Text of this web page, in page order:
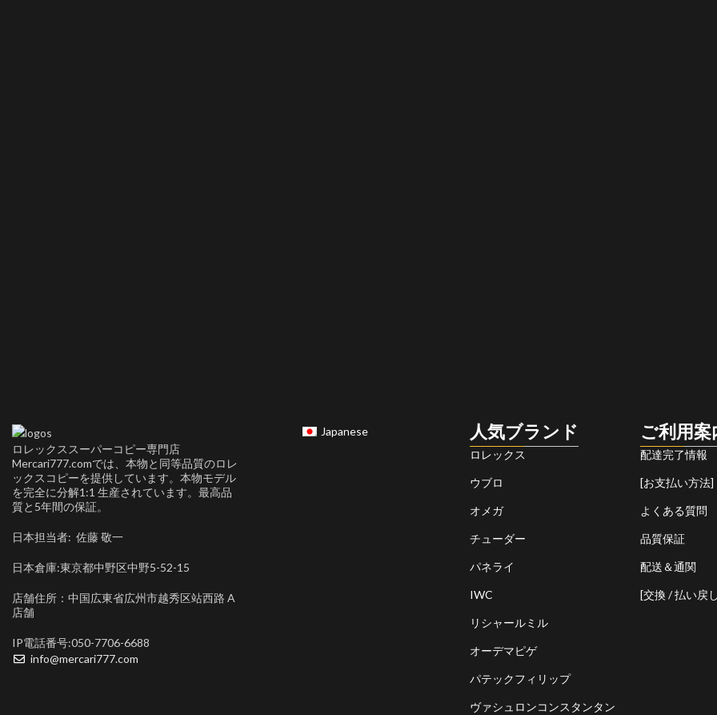
ロレックススーパーコピー専門店
Mercari777.comでは、本物と同等品質のロレ
ックスコピーを提供しています。本物モデル
を完全に分解1:1 生産されています。最高品
質と5年間の保証。
日本担当者: 佐藤 敬一
日本倉庫:東京都中野区中野5-52-15
店舗住所：中国広東省広州市越秀区站西路 A
店舗
IP電話番号:050-7706-6688
info@mercari777.com
Japanese 人気ブランド
ロレックス
ウブロ
オメガ
チューダー
パネライ
IWC
リシャールミル
オーデマピゲ
パテックフィリップ
ヴァシュロンコンスタンタン
ご利用案
配達完了情報
[お支払い方法]
よくある質問
品質保証
配送＆通関
[交換 / 払い戻